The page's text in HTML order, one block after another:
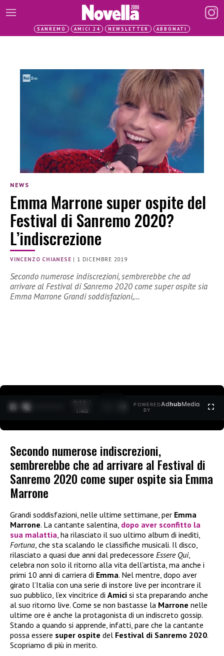
SANREMO AMICI 24 NEWSLETTER ABBONATI
NEWS
Emma Marrone super ospite del
Festival di Sanremo 2020?
L’indiscrezione
VINCENZO CHIANESE | 1 DICEMBRE 2019
Secondo numerose indiscrezioni, sembrerebbe che ad
arrivare al Festival di Sanremo 2020 come super ospite sia
Emma Marrone Grandi soddisfazioni,…
0:12 /
1:40
POWERED
BY
AdhubMedia
Secondo numerose indiscrezioni,
sembrerebbe che ad arrivare al Festival di
Sanremo 2020 come super ospite sia Emma
Marrone
Grandi soddisfazioni, nelle ultime settimane, per Emma
Marrone. La cantante salentina, dopo aver sconfitto la
sua malattia, ha rilasciato il suo ultimo album di inediti,
Fortuna, che sta scalando le classifiche musicali. Il disco,
rilasciato a quasi due anni dal predecessore Essere Qui,
celebra non solo il ritorno alla vita dell’artista, ma anche i
primi 10 anni di carriera di Emma. Nel mentre, dopo aver
girato l’Italia con una serie di instore live per incontrare il
suo pubblico, l’ex vincitrice di Amici si sta preparando anche
al suo ritorno live. Come se non bastasse la Marrone nelle
ultime ore è anche la protagonista di un indiscreto gossip.
Stando a quando si apprende, infatti, pare che la cantante
possa essere super ospite del Festival di Sanremo 2020.
Scopriamo di più in merito.